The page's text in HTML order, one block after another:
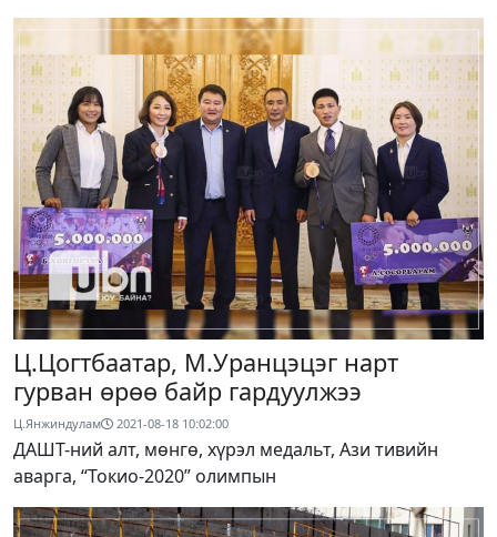
Ц.Цогтбаатар, М.Уранцэцэг нарт
гурван өрөө байр гардуулжээ
Ц.Янжиндулам 2021-08-18 10:02:00
ДАШТ-ний алт, мөнгө, хүрэл медальт, Ази тивийн
аварга, “Токио-2020” олимпын